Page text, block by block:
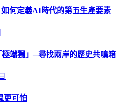
何定義AI時代的第五生產要素
端獨」─尋找兩岸的歷史共鳴箱
更可怕